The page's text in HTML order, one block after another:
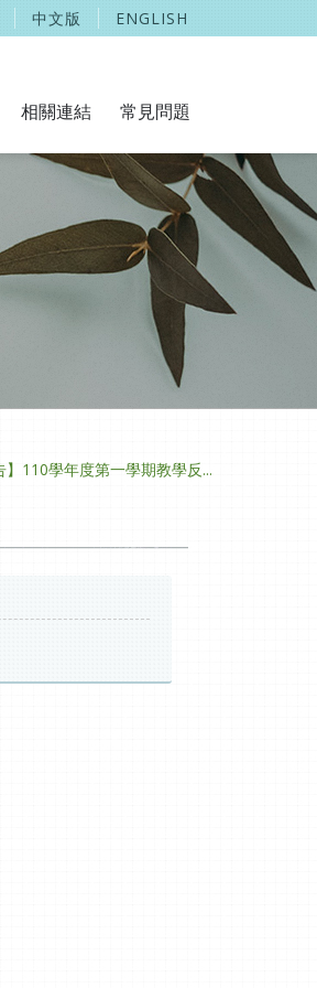
中文版 ENGLISH
相關連結 常見問題
】110學年度第一學期教學反...